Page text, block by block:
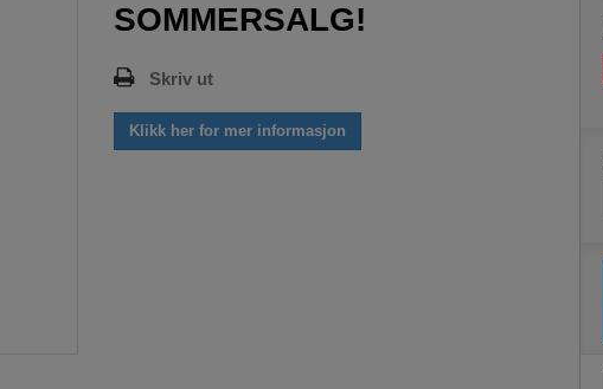
SOMMERSALG!
Skriv ut
Klikk her for mer informasjon